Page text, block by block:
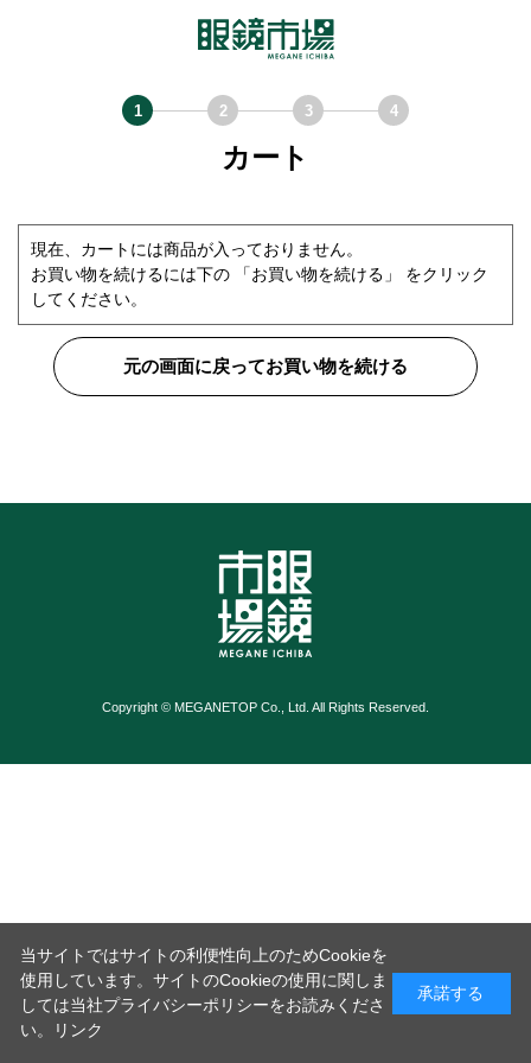
カート
現在、カートには商品が入っておりません。
お買い物を続けるには下の 「お買い物を続ける」 をクリック
してください。
元の画面に戻ってお買い物を続ける
Copyright © MEGANETOP Co., Ltd. All Rights Reserved.
当サイトではサイトの利便性向上のためCookieを
使用しています。サイトのCookieの使用に関しま
しては当社プライバシーポリシーをお読みくださ
い。
リンク
承諾する